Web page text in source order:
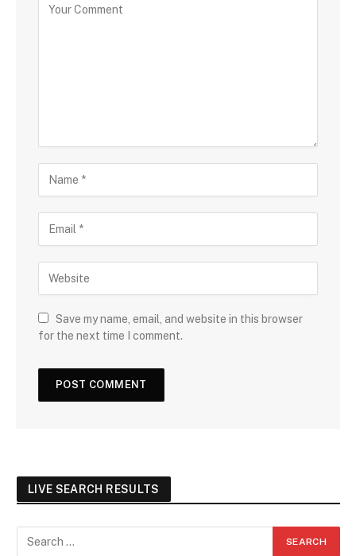
Save my name, email, and website in this browser
for the next time I comment.
LIVE SEARCH RESULTS